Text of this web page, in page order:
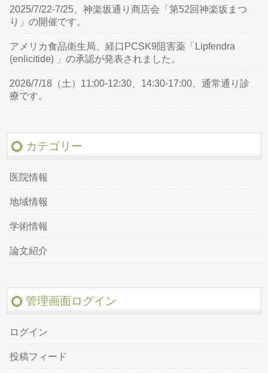
2025/7/22-7/25、神楽坂通り商店会「第52回神楽坂まつ
り」の開催です。
アメリカ食品衛生局、経口PCSK9阻害薬「Lipfendra
(enlicitide) 」の承認が発表されました。
2026/7/18（土）11:00-12:30、14:30-17:00、通常通り診
療です。
カテゴリー
医院情報
地域情報
学術情報
論文紹介
管理画面ログイン
ログイン
投稿フィード